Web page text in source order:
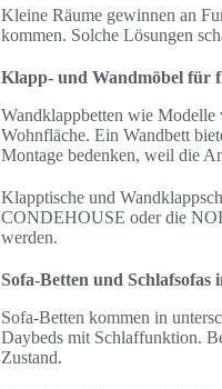
Kleine Räume gewinnen an
kommen. Solche Lösungen
Klapp- und Wandmöbel für
Wandklappbetten wie
Wohnfläche. Ein Wandbett
Montage bedenken, weil die
Klapptische und
CONDEHOUSE oder die
werden.
Sofa-Betten und Schlafsofas
Sofa-Betten kommen in
Daybeds mit Schlaffunktion.
Zustand.